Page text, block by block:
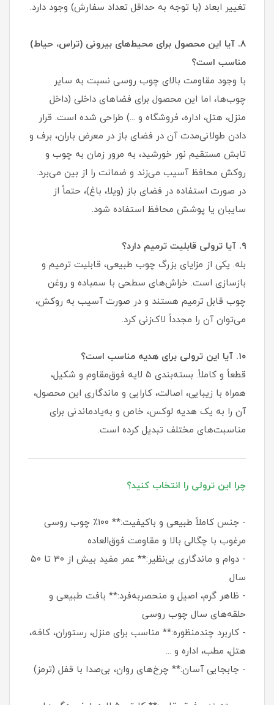
تغییر ابعاد (با توجه به حداقل تعداد سفارش) وجود دارد.
۸. آیا این محصول برای محیط‌های بیرونی (تراس، حیاط)
مناسب است؟
با وجود مقاومت بالای چوب روسی نسبت به سایر
چوب‌ها، اما این محصول برای فضاهای داخلی (داخل
منزل، هتل، اداره، فروشگاه و ...) طراحی شده است. قرار
دادن طولانی‌مدت آن در فضای باز در معرض باران، برف و
تابش مستقیم نور خورشید، به مرور زمان به چوب و
روکش محافظ آسیب می‌زند و ضمانت را از بین می‌برد.
در صورت استفاده در فضای باز (ویلا، باغ)، حتماً از
سایبان یا پوشش محافظ استفاده شود.
۹. آیا ترولی قابلیت ترمیم دارد؟
بله. یکی از مزایای بزرگ چوب طبیعی، قابلیت ترمیم و
بازسازی است. خراش‌های سطحی با سمباده و روغن
چوب قابل ترمیم هستند و در صورت آسیب به روکش،
می‌توان آن را مجدداً لاک‌زنی کرد.
۱۰. آیا این ترولی برای هدیه مناسب است؟
قطعاً و کاملاً. بسته‌بندی ۵ لایه فوق‌مقاوم و شکیل،
همراه با زیبایی، اصالت، کارایی و ماندگاری این محصول،
آن را به یک هدیه لوکس، خاص و به‌یادماندنی برای
مناسبت‌های مختلف تبدیل کرده است.
چرا این ترولی را انتخاب کنید؟
- جنس کاملاً طبیعی و باکیفیت:** ۱۰۰٪ چوب روسی
مرغوب با چگالی بالا و مقاومت فوق‌العاده
- دوام و ماندگاری بی‌نظیر:** عمر مفید بیش از ۳۰ تا ۵۰
سال
- ظاهر گرم، اصیل و منحصربه‌فرد:** بافت طبیعی و
حلقه‌های سال چوب روسی
- کاربرد چندمنظوره:** مناسب برای منزل، رستوران، کافه،
هتل، مطب، اداره و ...
- جابجایی آسان:** چرخ‌های روان، بی‌صدا با قفل (ترمز)